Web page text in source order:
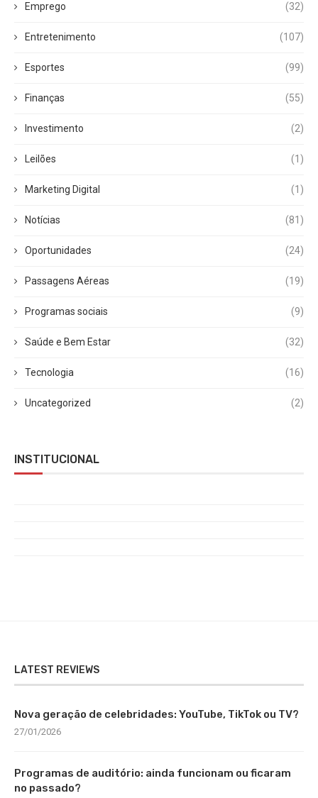
Emprego (32)
Entretenimento (107)
Esportes (99)
Finanças (55)
Investimento (2)
Leilões (1)
Marketing Digital (1)
Notícias (81)
Oportunidades (24)
Passagens Aéreas (19)
Programas sociais (9)
Saúde e Bem Estar (32)
Tecnologia (16)
Uncategorized (2)
INSTITUCIONAL
LATEST REVIEWS
Nova geração de celebridades: YouTube, TikTok ou TV?
27/01/2026
Programas de auditório: ainda funcionam ou ficaram
no passado?